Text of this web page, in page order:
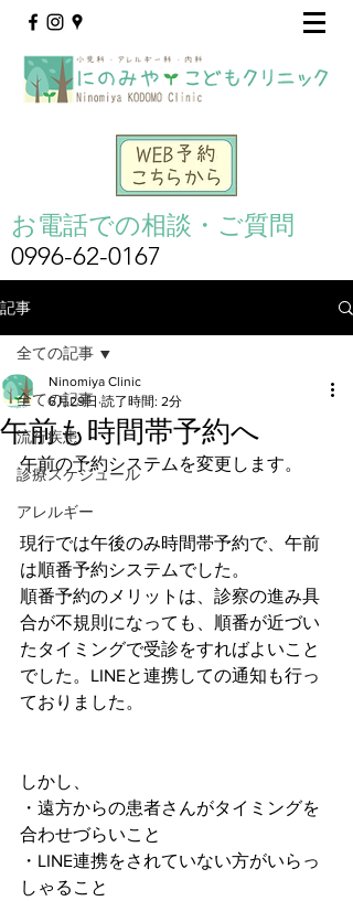
お電話での相談・ご質問
0996-62-0167
記事
全ての記事
流行疾患
診療スケジュール
アレルギー
全ての記事
午前も時間帯予約へ
Ninomiya Clinic
6月29日 読了時間: 2分
午前の予約システムを変更します。
現行では午後のみ時間帯予約で、午前
は順番予約システムでした。
順番予約のメリットは、診察の進み具
合が不規則になっても、順番が近づい
たタイミングで受診をすればよいこと
でした。LINEと連携しての通知も行っ
ておりました。
しかし、
・遠方からの患者さんがタイミングを
合わせづらいこと
・LINE連携をされていない方がいらっ
しゃること